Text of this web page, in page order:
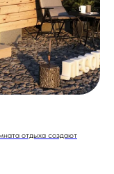
отдыха создают